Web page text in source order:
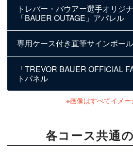
トレバー・バウアー選手オリジ
「BAUER OUTAGE」アパレル
専用ケース付き直筆サインボール
「TREVOR BAUER OFFICIAL
トパネル
画像はすべてイメー
各コース共通